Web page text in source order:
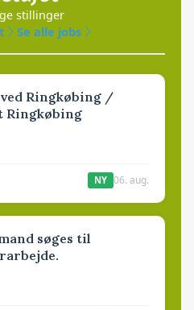
stillinger
Se alle jobs
Ringkøbing /
Ringkøbing
NY 06. aug.
søges til